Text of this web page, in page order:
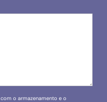
o armazenamento e o